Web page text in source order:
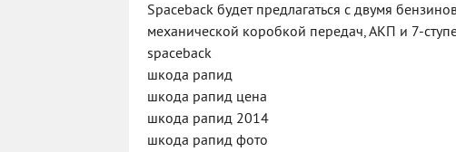
Spaceback будет предлагаться с двумя
механической коробкой передач, АКП и 7-
spaceback
шкода рапид
шкода рапид цена
шкода рапид 2014
шкода рапид фото